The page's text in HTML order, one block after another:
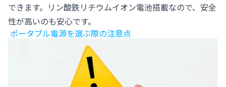
できます。リン酸鉄リチウムイオン電池搭載なので、安全
性が高いのも安心です。
ポータブル電源を選ぶ際の注意点